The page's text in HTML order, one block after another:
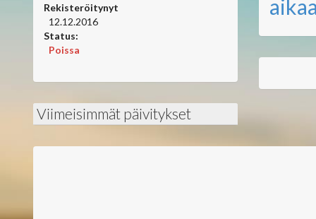
Rekisteröitynyt
12.12.2016
Status:
Poissa
Viimeisimmät päivitykset